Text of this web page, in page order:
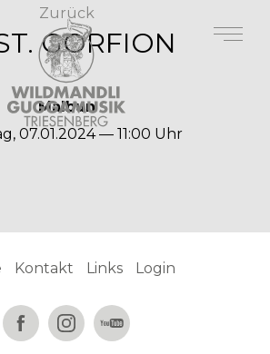
Zurück
GORFION
Malbun
07.01.2024 — 11:00 Uhr
Kontakt Links Login